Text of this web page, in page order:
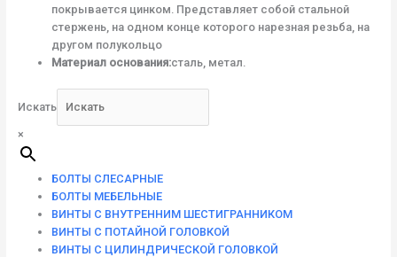
покрывается цинком. Представляет собой стальной
стержень, на одном конце которого нарезная резьба, на
другом полукольцо
Материал основания:сталь, метал.
Искать
×
БОЛТЫ СЛЕСАРНЫЕ
БОЛТЫ МЕБЕЛЬНЫЕ
ВИНТЫ С ВНУТРЕННИМ ШЕСТИГРАННИКОМ
ВИНТЫ С ПОТАЙНОЙ ГОЛОВКОЙ
ВИНТЫ С ЦИЛИНДРИЧЕСКОЙ ГОЛОВКОЙ